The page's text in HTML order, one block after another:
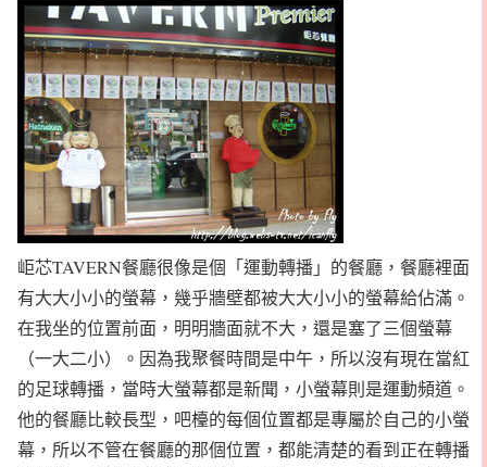
岠芯TAVERN餐廳很像是個「運動轉播」的餐廳，餐廳裡面
有大大小小的螢幕，幾乎牆壁都被大大小小的螢幕給佔滿。
在我坐的位置前面，明明牆面就不大，還是塞了三個螢幕
（一大二小）。因為我聚餐時間是中午，所以沒有現在當紅
的足球轉播，當時大螢幕都是新聞，小螢幕則是運動頻道。
他的餐廳比較長型，吧檯的每個位置都是專屬於自己的小螢
幕，所以不管在餐廳的那個位置，都能清楚的看到正在轉播